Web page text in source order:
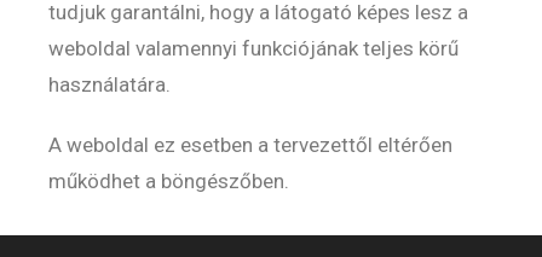
tudjuk garantálni, hogy a látogató képes lesz a
weboldal valamennyi funkciójának teljes körű
használatára.
A weboldal ez esetben a tervezettől eltérően
működhet a böngészőben.